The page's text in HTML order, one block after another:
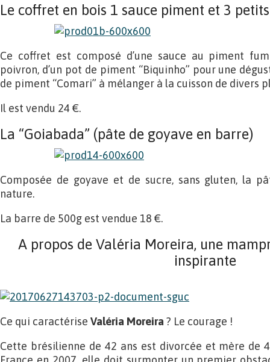
Le coffret en bois 1 sauce piment et 3
Ce coffret est composé d’une sauce au piment
poivron, d’un pot de piment “Biquinho” pour une
de piment “Comari” à mélanger à la cuisson de divers
Il est vendu 24 €.
La “Goiabada” (pâte de goyave en barre)
Composée de goyave et de sucre, sans gluten, la
nature.
La barre de 500g est vendue 18 €.
A propos de Valéria Moreira, une
inspirante
Ce qui caractérise Valéria Moreira ? Le courage !
Cette brésilienne de 42 ans est divorcée et mère de